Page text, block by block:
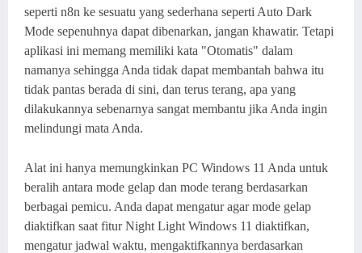
seperti n8n ke sesuatu yang sederhana seperti Auto Dark
Mode sepenuhnya dapat dibenarkan, jangan khawatir. Tetapi
aplikasi ini memang memiliki kata "Otomatis" dalam
namanya sehingga Anda tidak dapat membantah bahwa itu
tidak pantas berada di sini, dan terus terang, apa yang
dilakukannya sebenarnya sangat membantu jika Anda ingin
melindungi mata Anda.
Alat ini hanya memungkinkan PC Windows 11 Anda untuk
beralih antara mode gelap dan mode terang berdasarkan
berbagai pemicu. Anda dapat mengatur agar mode gelap
diaktifkan saat fitur Night Light Windows 11 diaktifkan,
mengatur jadwal waktu, mengaktifkannya berdasarkan